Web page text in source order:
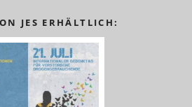
JES ERHÄLTLICH: